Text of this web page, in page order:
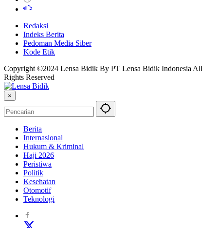
Redaksi
Indeks Berita
Pedoman Media Siber
Kode Etik
Copyright ©2024 Lensa Bidik By PT Lensa Bidik Indonesia All
Rights Reserved
×
Berita
Internasional
Hukum & Kriminal
Haji 2026
Peristiwa
Politik
Kesehatan
Otomotif
Teknologi